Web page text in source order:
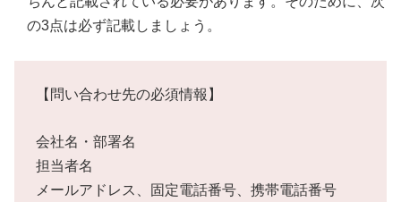
の3点は必ず記載しましょう。
【問い合わせ先の必須情報】
会社名・部署名
担当者名
メールアドレス、固定電話番号、携帯電話番号